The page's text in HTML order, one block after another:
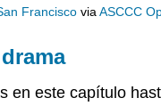
Francisco viaASCCC
en este capítulo